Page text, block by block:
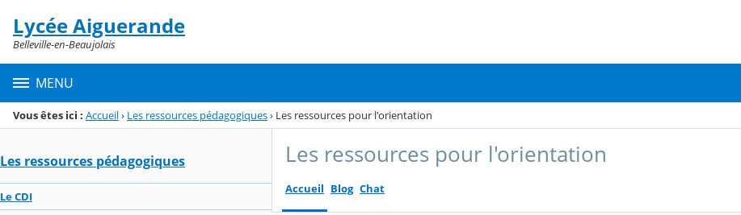
Menu de la rubrique
Contenu
Lycée Aiguerande
Belleville-en-Beaujolais
MENU
Vous êtes ici : Accueil› Les ressources pédagogiques› Les ressources pour l'orientation
Les ressources pédagogiques
Le CDI
Les ressources pour l'orientation
Accueil Blog Chat